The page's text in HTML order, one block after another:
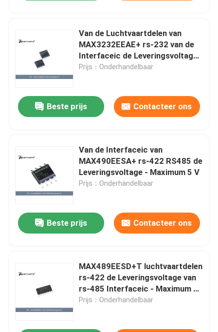
Producten
Video's
Over ons
Kwaliteitscontrole
Neem contact met ons op
Van de Luchtvaartdelen van
MAX3232EEAE+ rs-232 van de
Interfaceic de Leveringsvoltage
- Maximum 5,5 V
Prijs：Onderhandelbaar
Beste prijs Contacteer ons
Van de Interfaceic van
MAX490EESA+ rs-422 RS485 de
Leveringsvoltage - Maximum 5 V
Prijs：Onderhandelbaar
Beste prijs Contacteer ons
MAX489EESD+T luchtvaartdelen
rs-422 de Leveringsvoltage van
rs-485 Interfaceic - Maximum 5
V
Prijs：Onderhandelbaar